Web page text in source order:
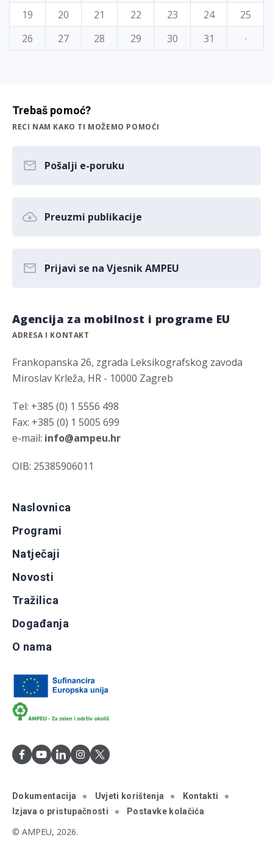
19
20 21 22 23 24
25
26
27 28 29 30 31 ·
Trebaš pomoć?
RECI NAM KAKO TI MOŽEMO POMOĆI
Pošalji e-poruku
Preuzmi publikacije
Prijavi se na Vjesnik AMPEU
Agencija za mobilnost i programe EU
ADRESA I KONTAKT
Frankopanska 26, zgrada Leksikografskog zavoda
Miroslav Krleža, HR - 10000 Zagreb
Tel: +385 (0) 1 5556 498
Fax: +385 (0) 1 5005 699
e-mail: info@ampeu.hr
OIB: 25385906011
Naslovnica
Programi
Natječaji
Novosti
Tražilica
Događanja
O nama
Dokumentacija Uvjeti korištenja
Kontakti
Izjava o pristupačnosti
Postavke kolačića
© AMPEU, 2026.